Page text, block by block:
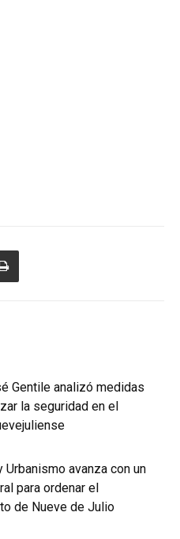
Gentile analizó medidas
la seguridad en el
Urbanismo avanza con un
para ordenar el
de Nueve de Julio